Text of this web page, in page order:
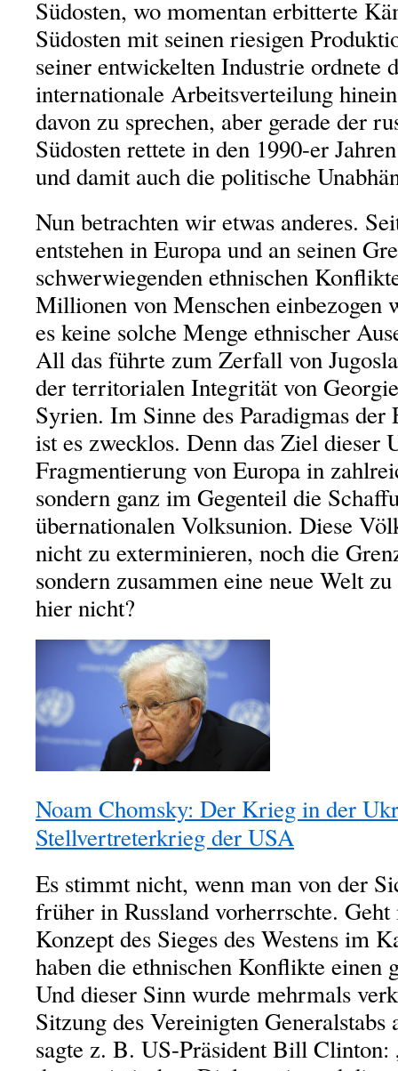
Südosten, wo momentan erbitterte
Südosten mit seinen riesigen
seiner entwickelten Industrie ordnete
internationale Arbeitsverteilung
davon zu sprechen, aber gerade der
Südosten rettete in den 1990-er
und damit auch die politische
Nun betrachten wir etwas anderes.
entstehen in Europa und an seinen
schwerwiegenden ethnischen
Millionen von Menschen einbezogen
es keine solche Menge ethnischer
All das führte zum Zerfall von
der territorialen Integrität von
Syrien. Im Sinne des Paradigmas der
ist es zwecklos. Denn das Ziel dieser
Fragmentierung von Europa in
sondern ganz im Gegenteil die
übernationalen Volksunion. Diese
nicht zu exterminieren, noch die
sondern zusammen eine neue Welt
hier nicht?
Noam Chomsky: Der Krieg in der
Stellvertreterkrieg der USA
Es stimmt nicht, wenn man von der
früher in Russland vorherrschte.
Konzept des Sieges des Westens im
haben die ethnischen Konflikte einen
Und dieser Sinn wurde mehrmals
Sitzung des Vereinigten
sagte z. B. US-Präsident Bill